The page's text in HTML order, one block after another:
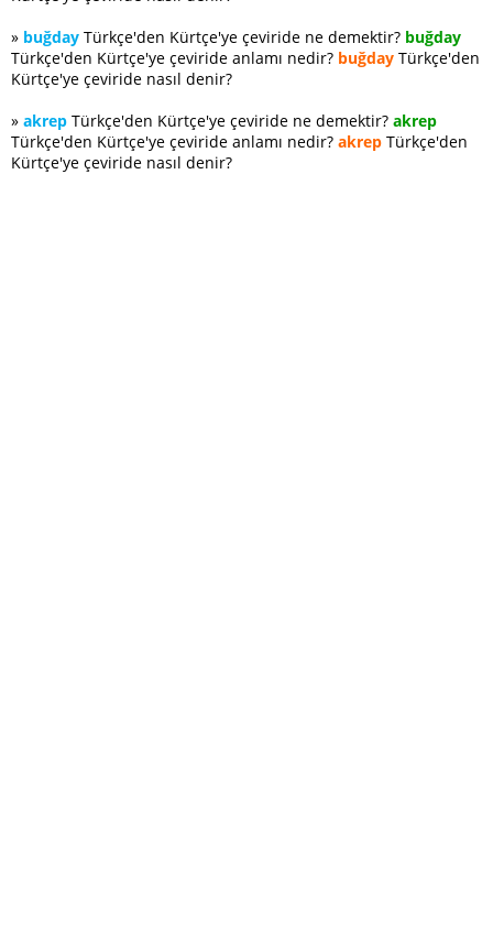
» buğday Türkçe'den Kürtçe'ye çeviride ne demektir? buğday
Türkçe'den Kürtçe'ye çeviride anlamı nedir? buğday Türkçe'den
Kürtçe'ye çeviride nasıl denir?
» akrep Türkçe'den Kürtçe'ye çeviride ne demektir? akrep
Türkçe'den Kürtçe'ye çeviride anlamı nedir? akrep Türkçe'den
Kürtçe'ye çeviride nasıl denir?